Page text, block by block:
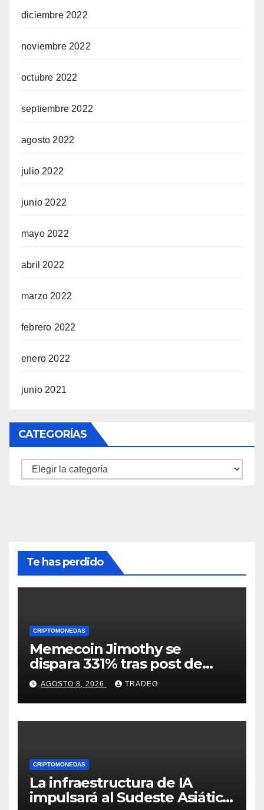
diciembre 2022
noviembre 2022
octubre 2022
septiembre 2022
agosto 2022
julio 2022
junio 2022
mayo 2022
abril 2022
marzo 2022
febrero 2022
enero 2022
junio 2021
CATEGORÍAS
Categorías
Te has perdido
CRIPTOMONEDAS
Memecoin Jimothy se
dispara 331% tras post de
Elon Musk sobre un
mapache
AGOSTO 8, 2026 TRADEO
CRIPTOMONEDAS
La infraestructura de IA
impulsará al Sudeste Asiático,